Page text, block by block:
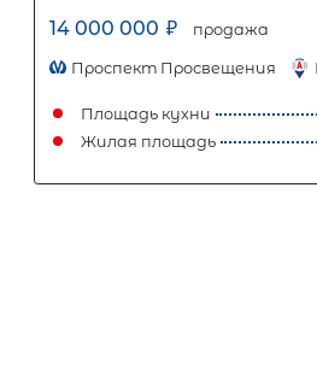
3-комнатная
Ленинградская
Большая
10 700 000 ₽